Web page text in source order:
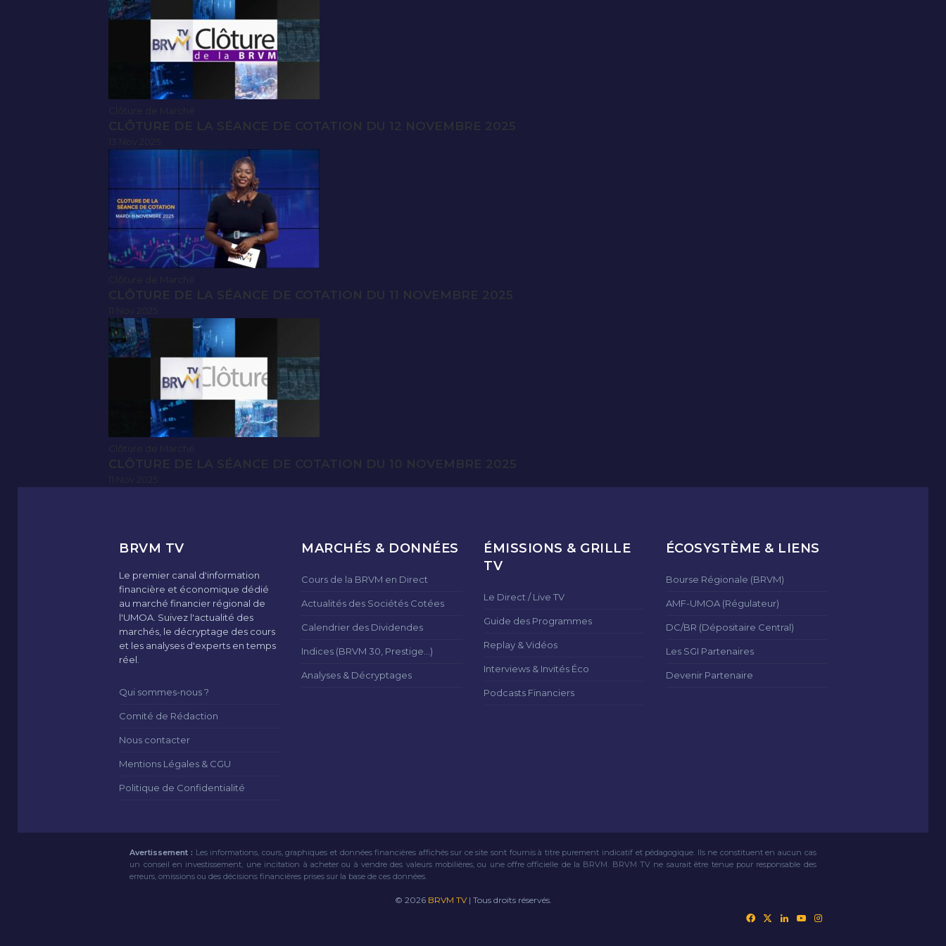
CLÔTURE DE LA SÉANCE DE COTATION DU 12 NOVEMBRE 2025
CLÔTURE DE LA SÉANCE DE COTATION DU 11 NOVEMBRE 2025
CLÔTURE DE LA SÉANCE DE COTATION DU 10 NOVEMBRE 2025
BRVM TV
Le premier canal d'information
financière et économique dédié
au marché financier régional de
l'UMOA. Suivez l'actualité des
marchés, le décryptage des cours
et les analyses d'experts en temps
réel.
Qui sommes-nous ?
Comité de Rédaction
Nous contacter
Mentions Légales & CGU
Politique de Confidentialité
MARCHÉS & DONNÉES
Cours de la BRVM en Direct
Actualités des Sociétés Cotées
Calendrier des Dividendes
Indices (BRVM 30, Prestige...)
Analyses & Décryptages
ÉMISSIONS & GRILLE
TV
Le Direct / Live TV
Guide des Programmes
Replay & Vidéos
Interviews & Invités Éco
Podcasts Financiers
ÉCOSYSTÈME & LIENS
Bourse Régionale (BRVM)
AMF-UMOA (Régulateur)
DC/BR (Dépositaire Central)
Les SGI Partenaires
Devenir Partenaire
Avertissement : Les informations, cours, graphiques et données financières affichés sur ce site sont fournis à titre purement indicatif et pédagogique. Ils ne constituent en aucun cas
un conseil en investissement, une incitation à acheter ou à vendre des valeurs mobilières, ou une offre officielle de la BRVM. BRVM TV ne saurait être tenue pour responsable des
erreurs, omissions ou des décisions financières prises sur la base de ces données.
© 2026 BRVM TV| Tous droits réservés.
FacebookLinkedinYouTube